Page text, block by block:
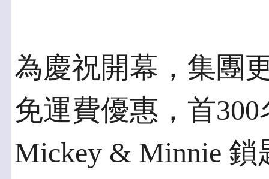
為慶祝開幕，集團
免運費優惠，首
Mickey & Minnie